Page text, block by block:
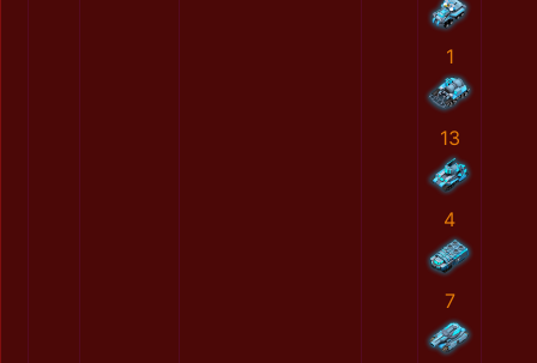
1
13
4
7